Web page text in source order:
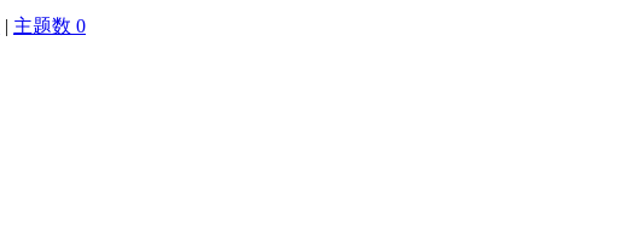
| 主题数 0